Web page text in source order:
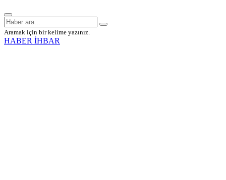
Aramak için bir kelime yazınız.
HABER İHBAR